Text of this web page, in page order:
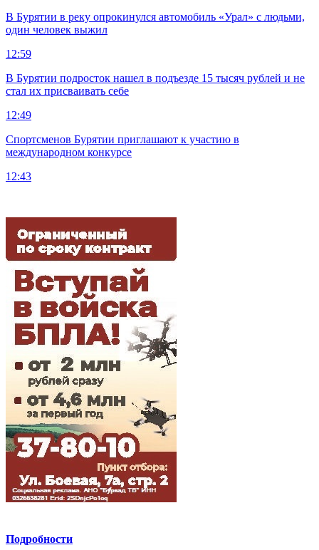
В Бурятии в реку опрокинулся автомобиль «Урал» с людьми,
один человек выжил
12:59
В Бурятии подросток нашел в подъезде 15 тысяч рублей и не
стал их присваивать себе
12:49
Спортсменов Бурятии приглашают к участию в
международном конкурсе
12:43
Подробности